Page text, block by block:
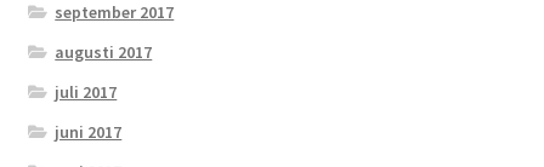
september 2017
augusti 2017
juli 2017
juni 2017